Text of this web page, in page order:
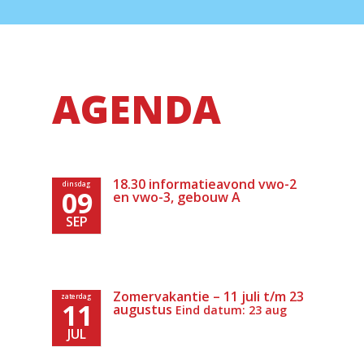
AGENDA
dinsdag
09
SEP
18.30 informatieavond vwo-2
en vwo-3, gebouw A
zaterdag
11
JUL
Zomervakantie – 11 juli t/m 23
augustus Eind datum: 23 aug